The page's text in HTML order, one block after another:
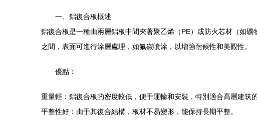
一、鋁復合板概述
鋁復合板是一種由兩層鋁板中間夾著聚乙烯（PE）或防火芯材（如
之間，表面可進行涂層處理，如氟碳噴涂，以增強耐候性和美觀性。
優點：
重量輕：鋁復合板的密度較低，便于運輸和安裝，特別適合高層建筑
平整性好：由于其復合結構，板材不易變形，能保持長期平整。